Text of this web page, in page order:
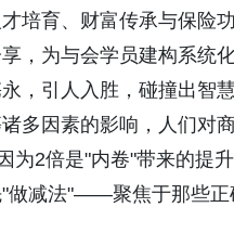
培育、财富传承与保险
，为与会学员建构系统
引人入胜，碰撞出智
因素的影响，人们对
2倍是"内卷"带来的提
减法"——聚焦于那些正